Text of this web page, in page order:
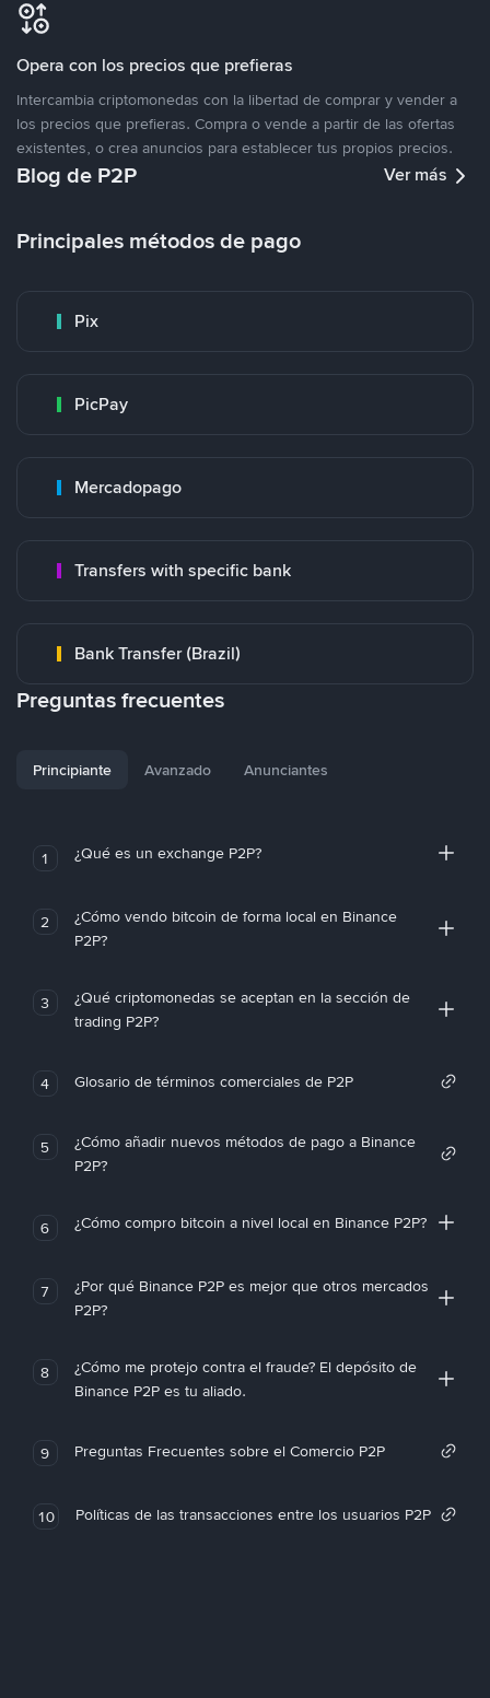
Opera con los precios que prefieras
Intercambia criptomonedas con la libertad de comprar y vender a
los precios que prefieras. Compra o vende a partir de las ofertas
existentes, o crea anuncios para establecer tus propios precios.
Blog de P2P Ver más
Principales métodos de pago
Pix
PicPay
Mercadopago
Transfers with specific bank
Bank Transfer (Brazil)
Preguntas frecuentes
Principiante Avanzado Anunciantes
1 ¿Qué es un exchange P2P?
2
¿Cómo vendo bitcoin de forma local en Binance
P2P?
3
¿Qué criptomonedas se aceptan en la sección de
trading P2P?
4 Glosario de términos comerciales de P2P
5
¿Cómo añadir nuevos métodos de pago a Binance
P2P?
6 ¿Cómo compro bitcoin a nivel local en Binance P2P?
7
¿Por qué Binance P2P es mejor que otros mercados
P2P?
8
¿Cómo me protejo contra el fraude? El depósito de
Binance P2P es tu aliado.
9 Preguntas Frecuentes sobre el Comercio P2P
10 Políticas de las transacciones entre los usuarios P2P